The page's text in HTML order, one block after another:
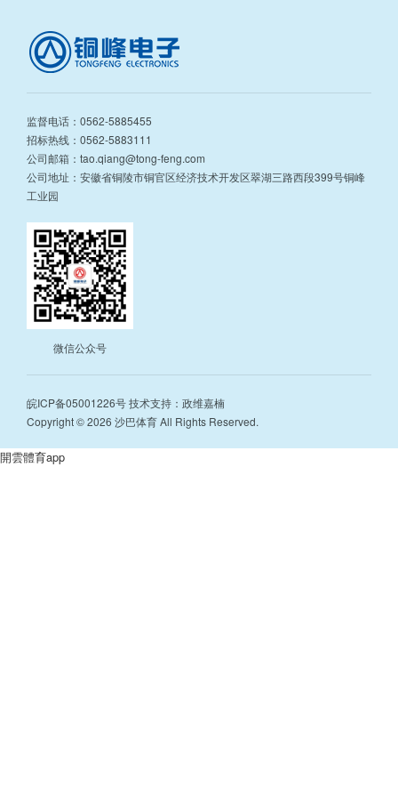
监督电话：0562-5885455
招标热线：0562-5883111
公司邮箱：tao.qiang@tong-feng.com
公司地址：安徽省铜陵市铜官区经济技术开发区翠湖三路西段399号铜峰
工业园
微信公众号
皖ICP备05001226号技术支持：政维嘉楠
Copyright © 2026 沙巴体育 All Rights Reserved.
開雲體育app